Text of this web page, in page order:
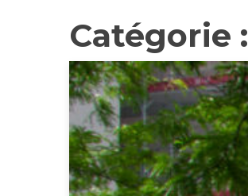
Catégorie :